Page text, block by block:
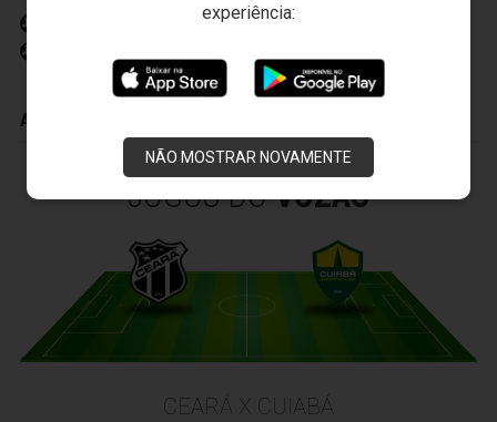
experiência:
NÃO MOSTRAR NOVAMENTE
ADVERTÊNCIAS
JOGOS DOVOZÃO
CEARÁ X CUIABÁ